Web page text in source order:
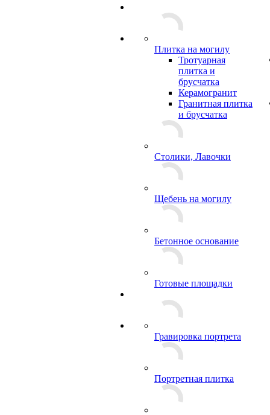
Плитка на могилу
Тротуарная
плитка и
брусчатка
Керамогранит
Гранитная плитка
и брусчатка
Столики, Лавочки
Щебень на могилу
Бетонное основание
Готовые площадки
Гравировка портрета
Портретная плитка